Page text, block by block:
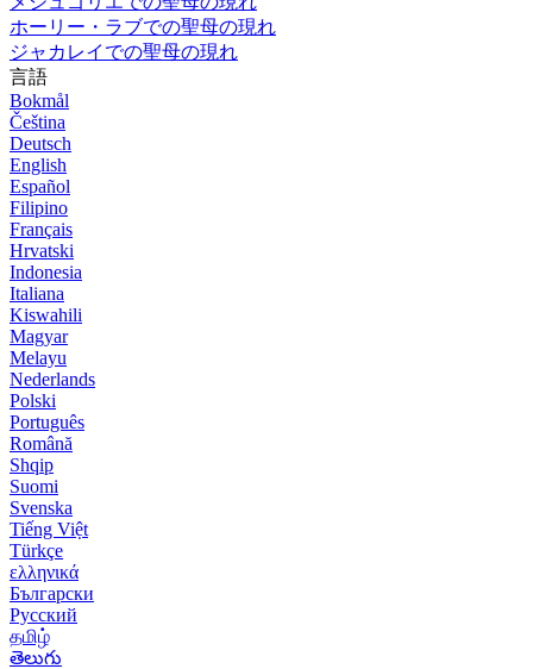
ホーリー・ラブでの聖母の現れ
ジャカレイでの聖母の現れ
言語
Bokmål
Čeština
Deutsch
English
Español
Filipino
Français
Hrvatski
Indonesia
Italiana
Kiswahili
Magyar
Melayu
Nederlands
Polski
Português
Română
Shqip
Suomi
Svenska
Tiếng Việt
Türkçe
ελληνικά
Български
Русский
தமிழ்
తెలుగు